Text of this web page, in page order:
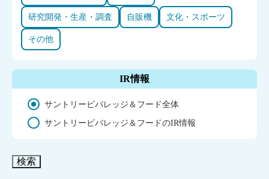
研究開発・生産・調査 自販機 文化・スポーツ
その他
IR情報
サントリービバレッジ＆フード全体
サントリービバレッジ＆フードのIR情報
検索